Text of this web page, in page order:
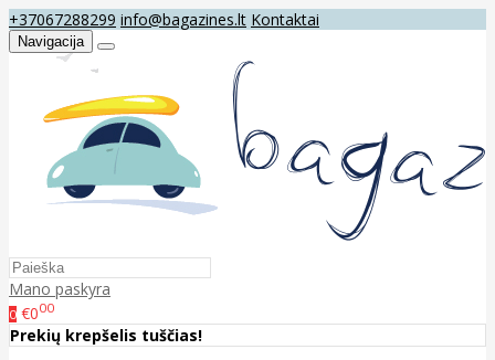
+37067288299 info@bagazines.lt Kontaktai
Navigacija
Mano paskyra
0 €000
Prekių krepšelis tuščias!